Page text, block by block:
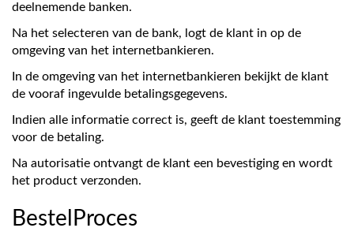
deelnemende banken.
Na het selecteren van de bank, logt de klant in op de
omgeving van het internetbankieren.
In de omgeving van het internetbankieren bekijkt de klant
de vooraf ingevulde betalingsgegevens.
Indien alle informatie correct is, geeft de klant toestemming
voor de betaling.
Na autorisatie ontvangt de klant een bevestiging en wordt
het product verzonden.
BestelProces